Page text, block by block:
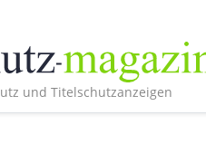
und Titelschutzanzeigen